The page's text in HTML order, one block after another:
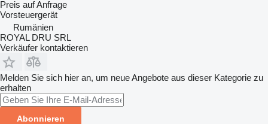
Preis auf Anfrage
Vorsteuergerät
Rumänien
ROYAL DRU SRL
Verkäufer kontaktieren
Melden Sie sich hier an, um neue Angebote aus dieser Kategorie zu
erhalten
Abonnieren